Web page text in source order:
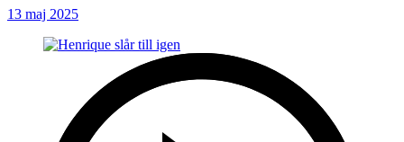
13 maj 2025